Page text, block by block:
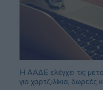
Η ΑΑΔΕ ελέγχει τις
για χαρτζιλίκια, δωρεές